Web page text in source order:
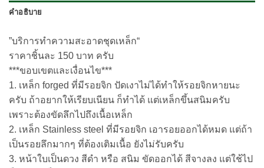
คำอธิบาย
”บริการทำความสะอาดชุดเหล็ก“
ราคาชิ้นละ 150 บาท ครับ
***ขอบเขตและเงื่อนไข***
1. เหล็ก forged ที่มีรอยจิก ปัดเงาไม่ได้ทำให้รอยจิกหายนะ
ครับ ถ้าอยากให้เรียบเนียน ก็ทำได้ แต่เหล็กขึ้นสนิมครับ
เพราะต้องขัดลึกไปถึงเนื้อเหล็ก
2. เหล็ก Stainless steel ที่มีรอยจิก เอารอยออกได้หมด แต่ถ้า
เป็นรอยลึกมากๆ ที่ต้องเติมเนื้อ ยังไม่รับครับ
3. หน้าใบเป็นดวง สีดำ หรือ สนิม ขัดออกได้ สีจางลง แต่ใช้ไป